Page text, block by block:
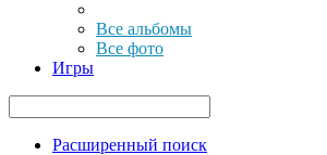
Все альбомы
Все фото
Игры
Расширенный поиск